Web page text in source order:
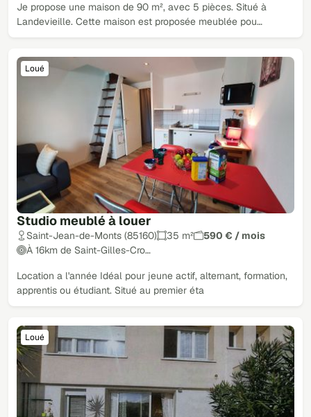
Je propose une maison de 90 m², avec 5 pièces. Situé à
Landevieille. Cette maison est proposée meublée pou…
Studio meublé à louer
Loué
Saint-Jean-de-Monts (85160) 35 m²
590 € / mois
À 16km de Saint-Gilles-Cro…
Location a l'année Idéal pour jeune actif, alternant, formation,
apprentis ou étudiant. Situé au premier éta
Loué